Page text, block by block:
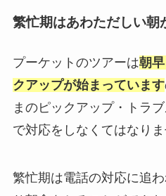
繁忙期はあわただしい朝
プーケットのツアーは朝
クアップが始まっています
まのピックアップ・トラ
で対応をしなくてはなりま
繁忙期は電話の対応に追